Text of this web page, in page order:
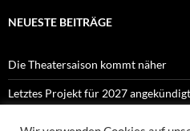
NEUESTE BEITRÄGE
Die Theatersaison kommt näher
Letztes Projekt für 2027